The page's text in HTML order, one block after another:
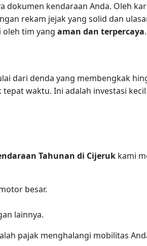
dokumen kendaraan Anda. Oleh
rekam jejak yang solid dan
oleh tim yang aman dan terpercaya.
dari denda yang membengkak
waktu. Ini adalah investasi
Tahunan di Cijeruk kami
besar.
lainnya.
pajak menghalangi mobilitas